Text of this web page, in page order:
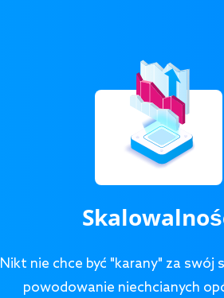
Nikt nie chce być "karany" za swój
powodowanie niechcianych